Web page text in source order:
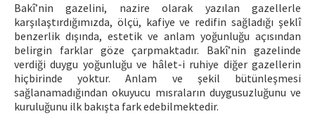
Bakî’nin gazelini, nazire olarak yazılan gazellerle
karşılaştırdığımızda, ölçü, kafiye ve redifin sağladığı şeklî
benzerlik dışında, estetik ve anlam yoğunluğu açısından
belirgin farklar göze çarpmaktadır. Bakî’nin gazelinde
verdiği duygu yoğunluğu ve hâlet-i ruhiye diğer gazellerin
hiçbirinde yoktur. Anlam ve şekil bütünleşmesi
sağlanamadığından okuyucu mısraların duygusuzluğunu ve
kuruluğunu ilk bakışta fark edebilmektedir.